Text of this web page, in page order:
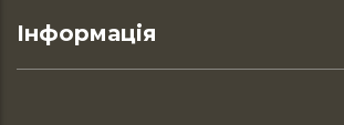
Інформація